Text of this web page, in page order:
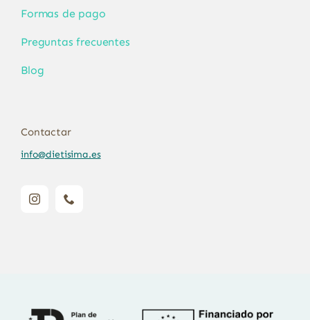
Formas de pago
Preguntas frecuentes
Blog
Contactar
info@dietisima.es